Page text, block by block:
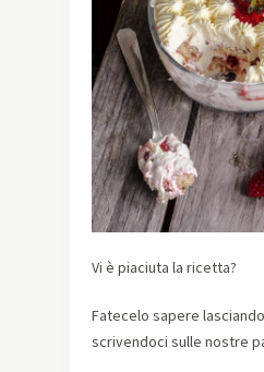
Vi è piaciuta la ricetta?
Fatecelo sapere
scrivendoci sulle nostre